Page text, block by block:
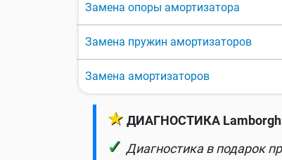
Замена опоры амортизатора
Замена пружин амортизаторов
Замена амортизаторов
★ ДИАГНОСТИКА
✓ Диагностика в подарок